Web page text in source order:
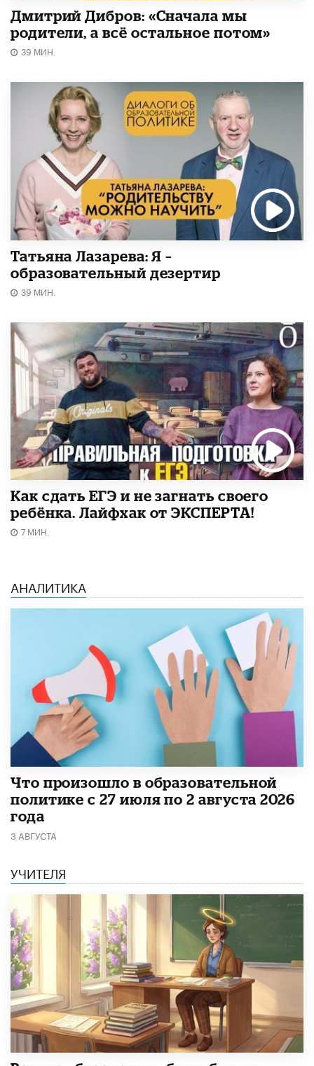
Дмитрий Дибров: «Сначала мы
родители, а всё остальное потом»
39 МИН.
Татьяна Лазарева: Я –
образовательный дезертир
39 МИН.
​Как сдать ЕГЭ и не загнать своего
ребёнка. Лайфхак от ЭКСПЕРТА!
7 МИН.
АНАЛИТИКА
​Что произошло в образовательной
политике с 27 июля по 2 августа 2026
года
3 АВГУСТА
УЧИТЕЛЯ